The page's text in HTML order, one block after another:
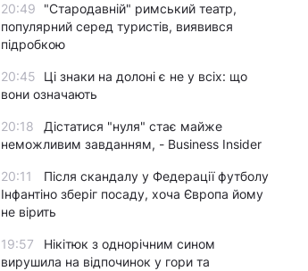
20:49
"Стародавній" римський театр,
популярний серед туристів, виявився
підробкою
20:45
Ці знаки на долоні є не у всіх: що
вони означають
20:18
Дістатися "нуля" стає майже
неможливим завданням, - Business Insider
20:11
Після скандалу у Федерації футболу
Інфантіно зберіг посаду, хоча Європа йому
не вірить
19:57
Нікітюк з однорічним сином
вирушила на відпочинок у гори та